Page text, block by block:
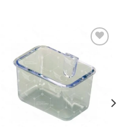
Añadir
a la
lista de
deseos